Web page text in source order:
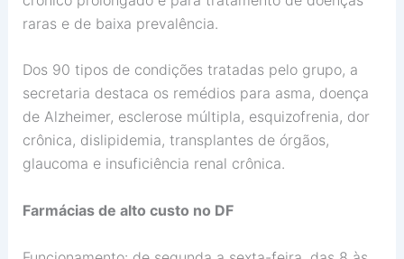
raras e de baixa prevalência.
Dos 90 tipos de condições tratadas pelo grupo, a
secretaria destaca os remédios para asma, doença
de Alzheimer, esclerose múltipla, esquizofrenia, dor
crônica, dislipidemia, transplantes de órgãos,
glaucoma e insuficiência renal crônica.
Farmácias de alto custo no DF